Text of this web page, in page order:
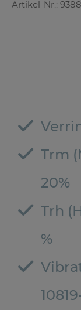
Artikel-Nr.:
Trm
20%
Trh
%